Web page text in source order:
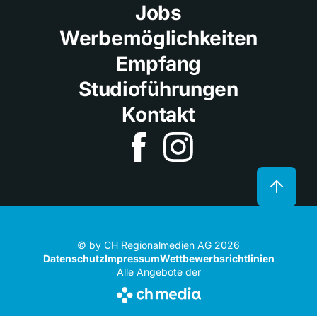
Jobs
Werbemöglichkeiten
Empfang
Studioführungen
Kontakt
© by CH Regionalmedien AG 2026
DatenschutzImpressumWettbewerbsrichtlinien
Alle Angebote der